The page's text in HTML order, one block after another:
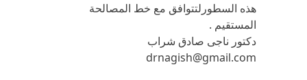
هذه السطورلتتوافق مع خط المصالحة
المستقيم .
دكتور ناجى صادق شراب
drnagish@gmail.com